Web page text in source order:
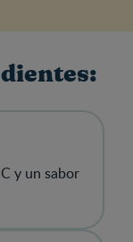
y un sabor